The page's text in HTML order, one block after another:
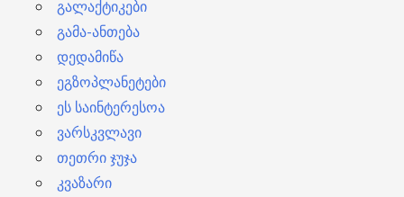
გალაქტიკები
გამა-ანთება
დედამიწა
ეგზოპლანეტები
ეს საინტერესოა
ვარსკვლავი
თეთრი ჯუჯა
კვაზარი